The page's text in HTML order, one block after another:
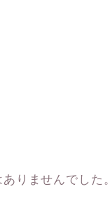
りませんでした。